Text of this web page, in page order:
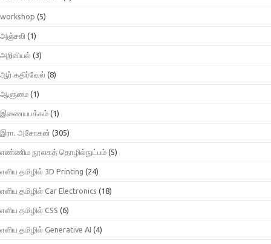
workshop (5)
அஞ்சலி (1)
அறிவியல் (3)
ஆர்.கதிர்வேல் (8)
ஆளுமை (1)
இணையபக்கம் (1)
இரா. அசோகன் (305)
எண்ணிம நூலகத் தொழில்நுட்பம் (5)
எளிய தமிழில் 3D Printing (24)
எளிய தமிழில் Car Electronics (18)
எளிய தமிழில் CSS (6)
எளிய தமிழில் Generative AI (4)